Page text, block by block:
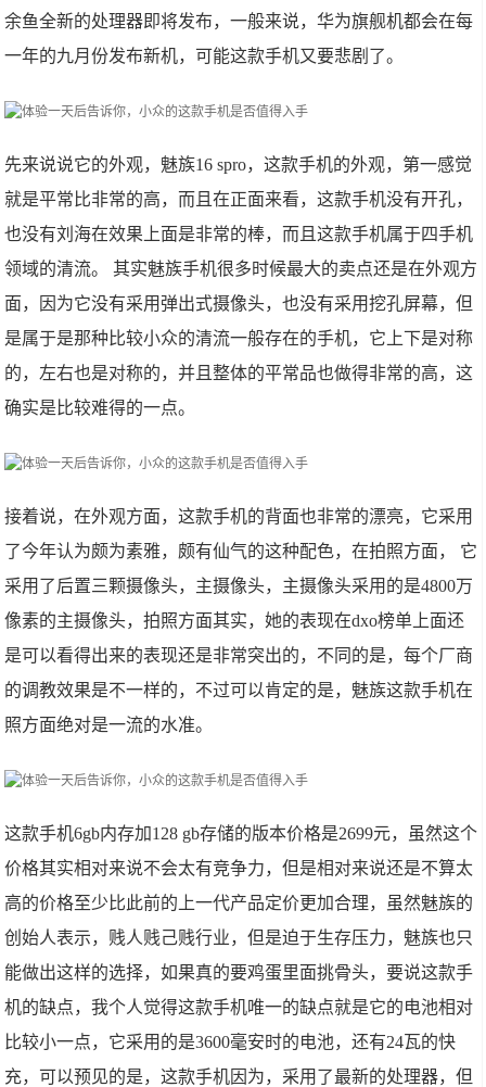
余鱼全新的处理器即将发布，一般来说，华为旗舰机都会在每
一年的九月份发布新机，可能这款手机又要悲剧了。
先来说说它的外观，魅族16 spro，这款手机的外观，第一感觉
就是平常比非常的高，而且在正面来看，这款手机没有开孔，
也没有刘海在效果上面是非常的棒，而且这款手机属于四手机
领域的清流。 其实魅族手机很多时候最大的卖点还是在外观方
面，因为它没有采用弹出式摄像头，也没有采用挖孔屏幕，但
是属于是那种比较小众的清流一般存在的手机，它上下是对称
的，左右也是对称的，并且整体的平常品也做得非常的高，这
确实是比较难得的一点。
接着说，在外观方面，这款手机的背面也非常的漂亮，它采用
了今年认为颇为素雅，颇有仙气的这种配色，在拍照方面， 它
采用了后置三颗摄像头，主摄像头，主摄像头采用的是4800万
像素的主摄像头，拍照方面其实，她的表现在dxo榜单上面还
是可以看得出来的表现还是非常突出的，不同的是，每个厂商
的调教效果是不一样的，不过可以肯定的是，魅族这款手机在
照方面绝对是一流的水准。
这款手机6gb内存加128 gb存储的版本价格是2699元，虽然这个
价格其实相对来说不会太有竞争力，但是相对来说还是不算太
高的价格至少比此前的上一代产品定价更加合理，虽然魅族的
创始人表示，贱人贱己贱行业，但是迫于生存压力，魅族也只
能做出这样的选择，如果真的要鸡蛋里面挑骨头，要说这款手
机的缺点，我个人觉得这款手机唯一的缺点就是它的电池相对
比较小一点，它采用的是3600毫安时的电池，还有24瓦的快
充，可以预见的是，这款手机因为，采用了最新的处理器，但